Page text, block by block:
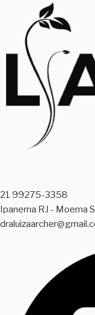
content
21 99275-3358
Ipanema RJ - Moema